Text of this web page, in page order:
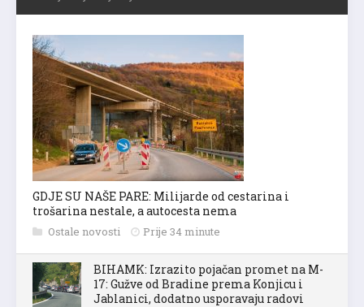
GDJE SU NAŠE PARE: Milijarde od cestarina i
trošarina nestale, a autocesta nema
Ostale novosti Prije 34 minute
BIHAMK: Izrazito pojačan promet na M-
17: Gužve od Bradine prema Konjicu i
Jablanici, dodatno usporavaju radovi